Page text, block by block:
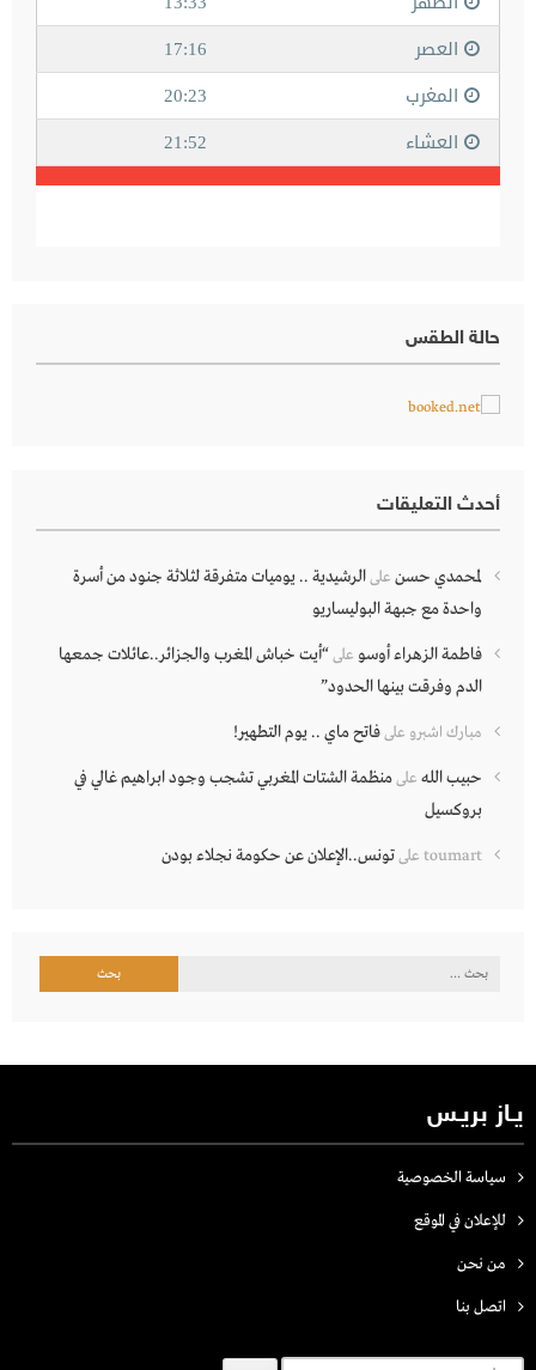
حالة الطقس
أحدث التعليقات
لمحمدي حسن علىالرشيدية .. يوميات متفرقة لثلاثة جنود من أسرة
واحدة مع جبهة البوليساريو
فاطمة الزهراء أوسو على“أيت خباش المغرب والجزائر..عائلات جمعها
الدم وفرقت بينها الحدود”
مبارك اشبرو علىفاتح ماي .. يوم التطهير!
حبيب الله علىمنظمة الشتات المغربي تشجب وجود ابراهيم غالي في
بروكسيل
toumart علىتونس..الإعلان عن حكومة نجلاء بودن
البحث
يـاز بريـس
سياسة الخصوصية
للإعلان في الموقع
من نحن
اتصل بنـا